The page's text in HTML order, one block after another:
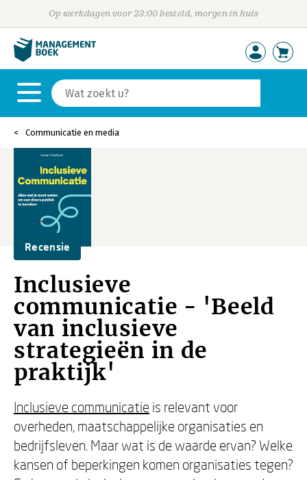
Op werkdagen voor 23:00 besteld, morgen in huis
Communicatie en media
Recensie
Inclusieve
communicatie - 'Beeld
van inclusieve
strategieën in de
praktijk'
Inclusieve communicatie is relevant voor
overheden, maatschappelijke organisaties en
bedrijfsleven. Maar wat is de waarde ervan? Welke
kansen of beperkingen komen organisaties tegen?